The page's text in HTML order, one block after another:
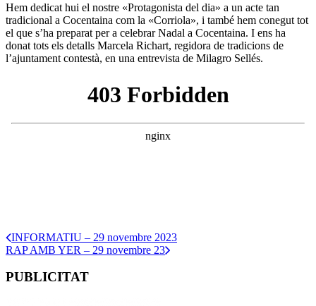
Hem dedicat hui el nostre «Protagonista del dia» a un acte tan
tradicional a Cocentaina com la «Corriola», i també hem conegut tot
el que s’ha preparat per a celebrar Nadal a Cocentaina. I ens ha
donat tots els detalls Marcela Richart, regidora de tradicions de
l’ajuntament contestà, en una entrevista de Milagro Sellés.
INFORMATIU – 29 novembre 2023
RAP AMB YER – 29 novembre 23
PUBLICITAT